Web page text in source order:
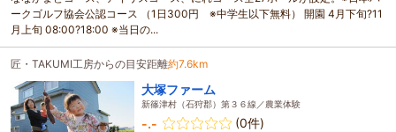
ークゴルフ協会公認コース （1日300円 ※中学生以下無料） 開園 4月下旬?11
月上旬 08:00?18:00 ※当日の...
匠・TAKUMI工房からの目安距離約7.6km
大塚ファーム
新篠津村（石狩郡）第３６線／農業体験
-.- (0件)